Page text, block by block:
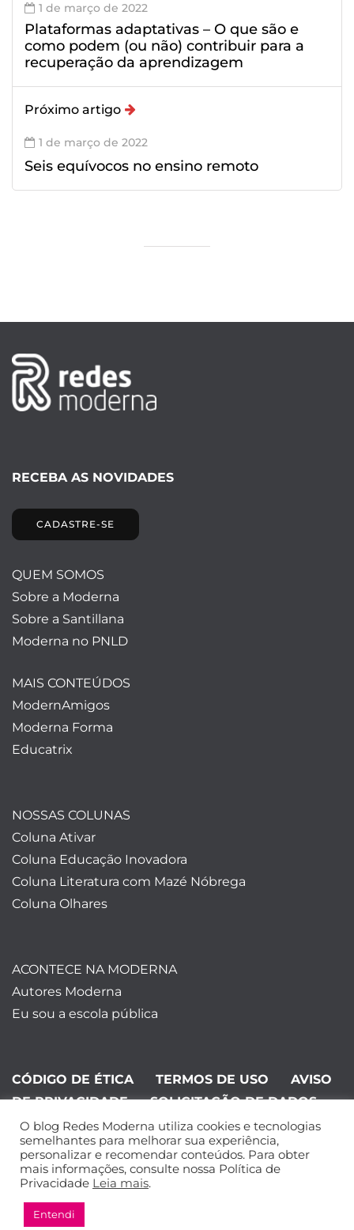
1 de março de 2022
Plataformas adaptativas – O que são e
como podem (ou não) contribuir para a
recuperação da aprendizagem
Próximo artigo
1 de março de 2022
Seis equívocos no ensino remoto
RECEBA AS NOVIDADES
CADASTRE-SE
QUEM SOMOS
Sobre a Moderna
Sobre a Santillana
Moderna no PNLD
MAIS CONTEÚDOS
ModernAmigos
Moderna Forma
Educatrix
NOSSAS COLUNAS
Coluna Ativar
Coluna Educação Inovadora
Coluna Literatura com Mazé Nóbrega
Coluna Olhares
ACONTECE NA MODERNA
Autores Moderna
Eu sou a escola pública
CÓDIGO DE ÉTICA TERMOS DE USO
AVISO
DE PRIVACIDADE
SOLICITAÇÃO DE DADOS
©Editora Moderna 2024. Todos os
direitos reservados.
O blog Redes Moderna utiliza cookies e tecnologias
semelhantes para melhorar sua experiência,
personalizar e recomendar conteúdos. Para obter
mais informações, consulte nossa Política de
Privacidade Leia mais.
Entendi